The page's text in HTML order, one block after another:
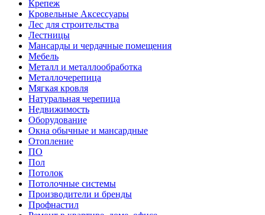
Крепеж
Кровельные Аксессуары
Лес для строительства
Лестницы
Мансарды и чердачные помещения
Мебель
Металл и металлообработка
Металлочерепица
Мягкая кровля
Натуральная черепица
Недвижимость
Оборудование
Окна обычные и мансардные
Отопление
ПО
Пол
Потолок
Потолочные системы
Производители и бренды
Профнастил